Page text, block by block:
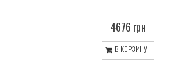
4676 грн
В КОРЗИНУ